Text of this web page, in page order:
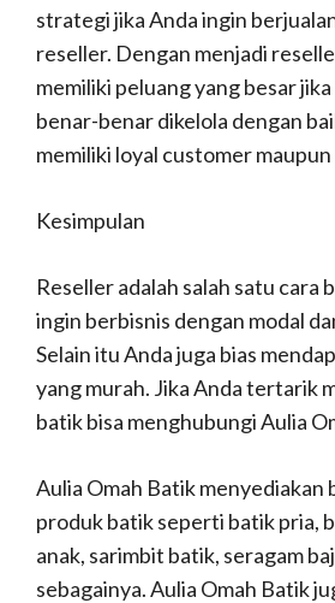
strategi jika Anda ingin
reseller. Dengan menjadi
memiliki peluang yang besar
benar-benar dikelola dengan
memiliki loyal customer
Kesimpulan
Reseller adalah salah satu cara
ingin berbisnis dengan modal
Selain itu Anda juga bias
yang murah. Jika Anda tertarik
batik bisa menghubungi Aulia
Aulia Omah Batik menyediakan
produk batik seperti batik pria,
anak, sarimbit batik, seragam
sebagainya. Aulia Omah Batik